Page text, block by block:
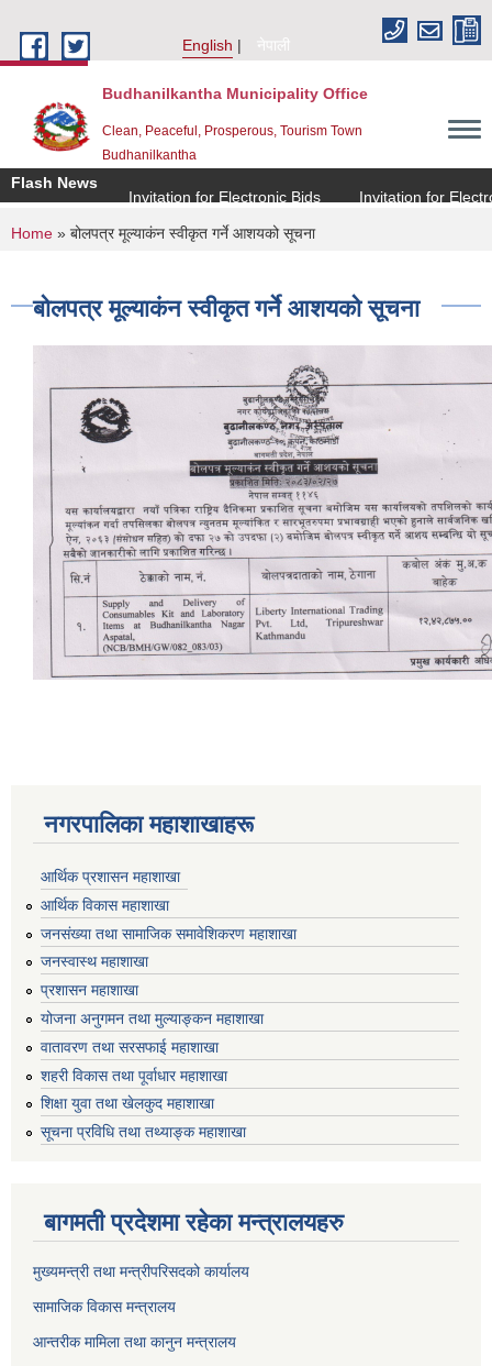
English
नेपाली
Budhanilkantha Municipality Office
Clean, Peaceful, Prosperous, Tourism Town
Budhanilkantha
Flash News
Invitation for Electronic Bids
Invitation for
You are here
Home » बोलपत्र मूल्याकंन स्वीकृत गर्ने आशयको सूचना
बोलपत्र मूल्याकंन स्वीकृत गर्ने आशयको सूचना
नगरपालिका महाशाखाहरू
आर्थिक प्रशासन महाशाखा
आर्थिक विकास महाशाखा
जनसंख्या तथा सामाजिक समावेशिकरण महाशाखा
जनस्वास्थ महाशाखा
प्रशासन महाशाखा
योजना अनुगमन तथा मुल्याङ्कन महाशाखा
वातावरण तथा सरसफाई महाशाखा
शहरी विकास तथा पूर्वाधार महाशाखा
शिक्षा युवा तथा खेलकुद महाशाखा
सूचना प्रविधि तथा तथ्याङ्क महाशाखा
बागमती प्रदेशमा रहेका मन्त्रालयहरु
मुख्यमन्त्री तथा मन्त्रीपरिसदको कार्यालय
सामाजिक विकास मन्त्रालय
आन्तरीक मामिला तथा कानुन मन्त्रालय